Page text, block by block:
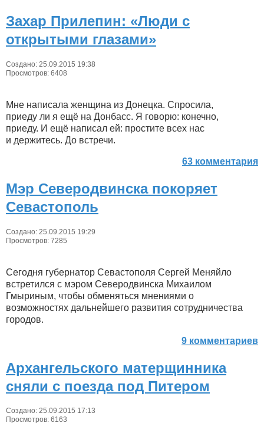
Захар Прилепин: «Люди с
открытыми глазами»
Создано: 25.09.2015 19:38
Просмотров: 6408
Мне написала женщина из Донецка. Спросила,
приеду ли я ещё на Донбасс. Я говорю: конечно,
приеду. И ещё написал ей: простите всех нас
и держитесь. До встречи.
63 комментария
Мэр Северодвинска покоряет
Севастополь
Создано: 25.09.2015 19:29
Просмотров: 7285
Сегодня губернатор Севастополя Сергей Меняйло
встретился с мэром Северодвинска Михаилом
Гмыриным, чтобы обменяться мнениями о
возможностях дальнейшего развития сотрудничества
городов.
9 комментариев
Архангельского матерщинника
сняли с поезда под Питером
Создано: 25.09.2015 17:13
Просмотров: 6163